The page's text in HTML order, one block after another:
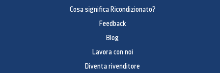
Cosa significa Ricondizionato?
Feedback
Blog
Lavora con noi
Diventa rivenditore